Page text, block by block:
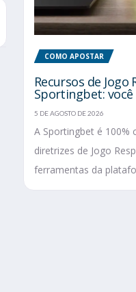
COMO APOSTAR
Recursos de Jogo
Sportingbet:
5 DE AGOSTO DE 2026
A Sportingbet é
diretrizes de Jogo
ferramentas da